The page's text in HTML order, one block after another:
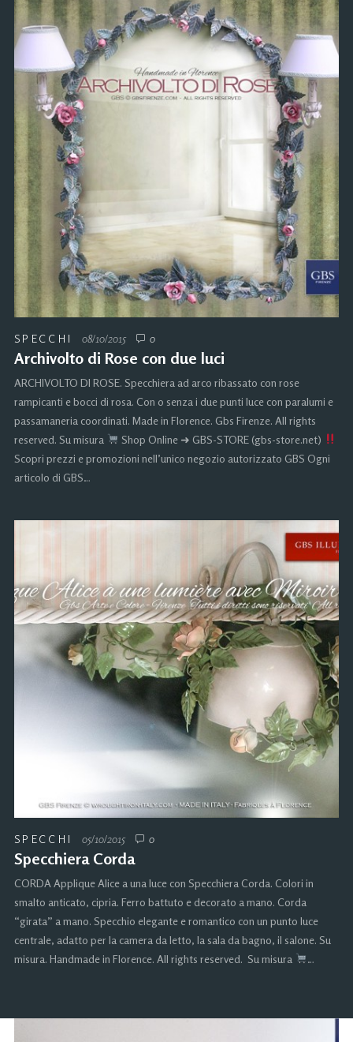
SPECCHI 08/10/2015 0
Archivolto di Rose con due luci
ARCHIVOLTO DI ROSE. Specchiera ad arco ribassato con rose
rampicanti e bocci di rosa. Con o senza i due punti luce con paralumi e
passamaneria coordinati. Made in Florence. Gbs Firenze. All rights
reserved. Su misura
Shop Online ➜ GBS-STORE (gbs-store.net)
Scopri prezzi e promozioni nell’unico negozio autorizzato GBS Ogni
articolo di GBS…
SPECCHI 05/10/2015 0
Specchiera Corda
CORDA Applique Alice a una luce con Specchiera Corda. Colori in
smalto anticato, cipria. Ferro battuto e decorato a mano. Corda
“girata” a mano. Specchio elegante e romantico con un punto luce
centrale, adatto per la camera da letto, la sala da bagno, il salone. Su
misura. Handmade in Florence. All rights reserved. Su misura
…